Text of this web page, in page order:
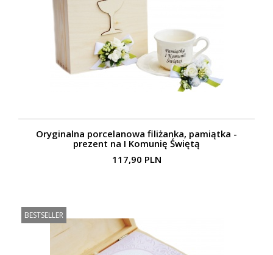
Oryginalna porcelanowa filiżanka, pamiątka -
prezent na I Komunię Świętą
117,90 PLN
BESTSELLER